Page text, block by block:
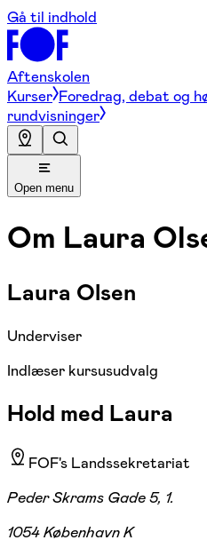
Gå til indhold
Aftenskolen
Kurser Foredrag, debat og
rundvisninger
Open menu
Om Laura
Laura Olsen
Underviser
Indlæser kursusudvalg
Hold med Laura
FOF's Landssekretariat
Peder Skrams Gade 5, 1.
1054 København K